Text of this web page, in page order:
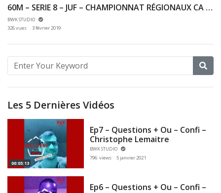
60M – SERIE 8 – JUF – CHAMPIONNAT RÉGIONAUX CA & JU 27/01/2019 – BERCY
BWK STUDIO
326 vues
3 février 2019
Les 5 Dernières Vidéos
00:05:13
Ep7 – Questions + Ou – Confi –
Christophe Lemaitre
BWK STUDIO
796 views
5 janvier 2021
Ep6 – Questions + Ou – Confi –